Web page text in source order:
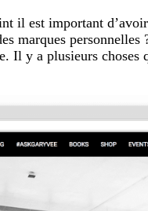
il est important
marques
Il y a plusieurs choses